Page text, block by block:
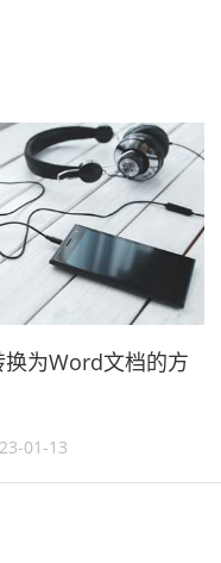
换为Word文档的方
01-13